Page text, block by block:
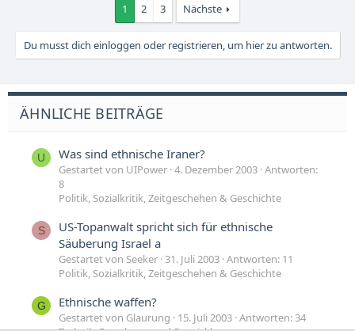
1 2 3 Nächste
Du musst dich einloggen oder registrieren, um hier zu antworten.
ÄHNLICHE BEITRÄGE
U Was sind ethnische Iraner?
Gestartet von UIPower 4. Dezember 2003 Antworten:
8
Politik, Sozialkritik, Zeitgeschehen & Geschichte
S
US-Topanwalt spricht sich für ethnische
Säuberung Israel a
Gestartet von Seeker 31. Juli 2003 Antworten: 11
Politik, Sozialkritik, Zeitgeschehen & Geschichte
G Ethnische waffen?
Gestartet von Glaurung 15. Juli 2003 Antworten: 34